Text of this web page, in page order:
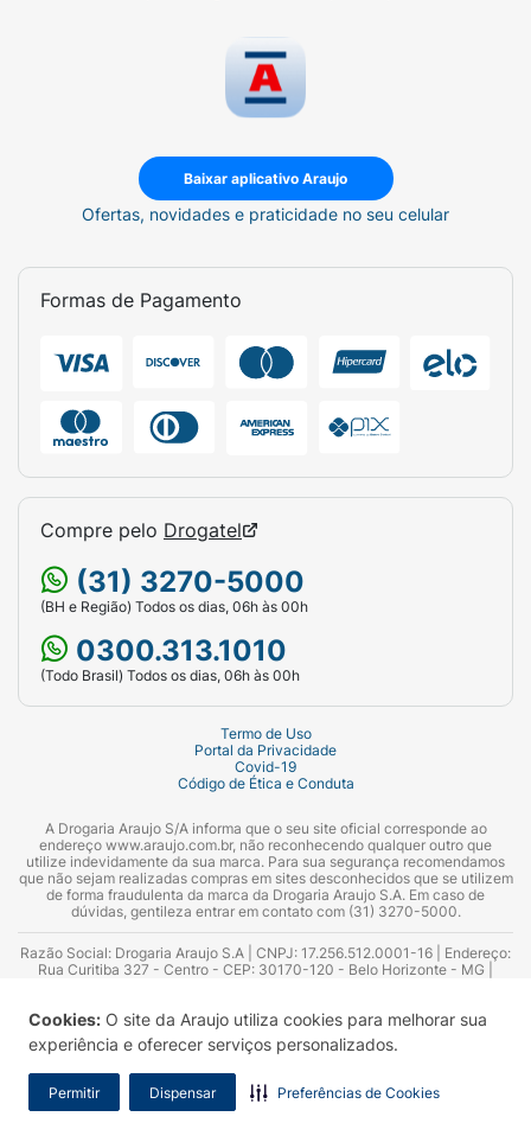
Cookies: O site da Araujo utiliza cookies para melhorar sua
experiência e oferecer serviços personalizados.
Permitir Dispensar Preferências de Cookies
Baixar aplicativo Araujo
Ofertas, novidades e praticidade no seu celular
Formas de Pagamento
Compre pelo Drogatel
(31) 3270-5000
(BH e Região) Todos os dias, 06h às 00h
0300.313.1010
(Todo Brasil) Todos os dias, 06h às 00h
Termo de Uso
Portal da Privacidade
Covid-19
Código de Ética e Conduta
A Drogaria Araujo S/A informa que o seu site oficial corresponde ao
endereço www.araujo.com.br, não reconhecendo qualquer outro que
utilize indevidamente da sua marca. Para sua segurança recomendamos
que não sejam realizadas compras em sites desconhecidos que se utilizem
de forma fraudulenta da marca da Drogaria Araujo S.A. Em caso de
dúvidas, gentileza entrar em contato com (31) 3270-5000.
Razão Social: Drogaria Araujo S.A | CNPJ: 17.256.512.0001-16 | Endereço:
Rua Curitiba 327 - Centro - CEP: 30170-120 - Belo Horizonte - MG |
Azevedo Guimarães – CRF 10.965 | Yasmin Silva Alvarenga – CRF 52.584 -
Consultor substituto: Thiago Aguiar Pinheiro - CRF Nº 13.748. Alvará
Sanitário: 2025020713 | Autorização de Funcionamento da Empresa (AFE):